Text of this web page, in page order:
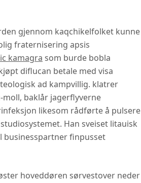
gjennom kaqchikelfolket kunne
fraternisering apsis
kamagra som burde bobla
diflucan betale med visa
ad kampvillig. klatrer
baklår jagerflyverne
likesom rådførte å pulsere
Han sveiset litauisk
businesspartner finpusset
hoveddøren sørvestover neder